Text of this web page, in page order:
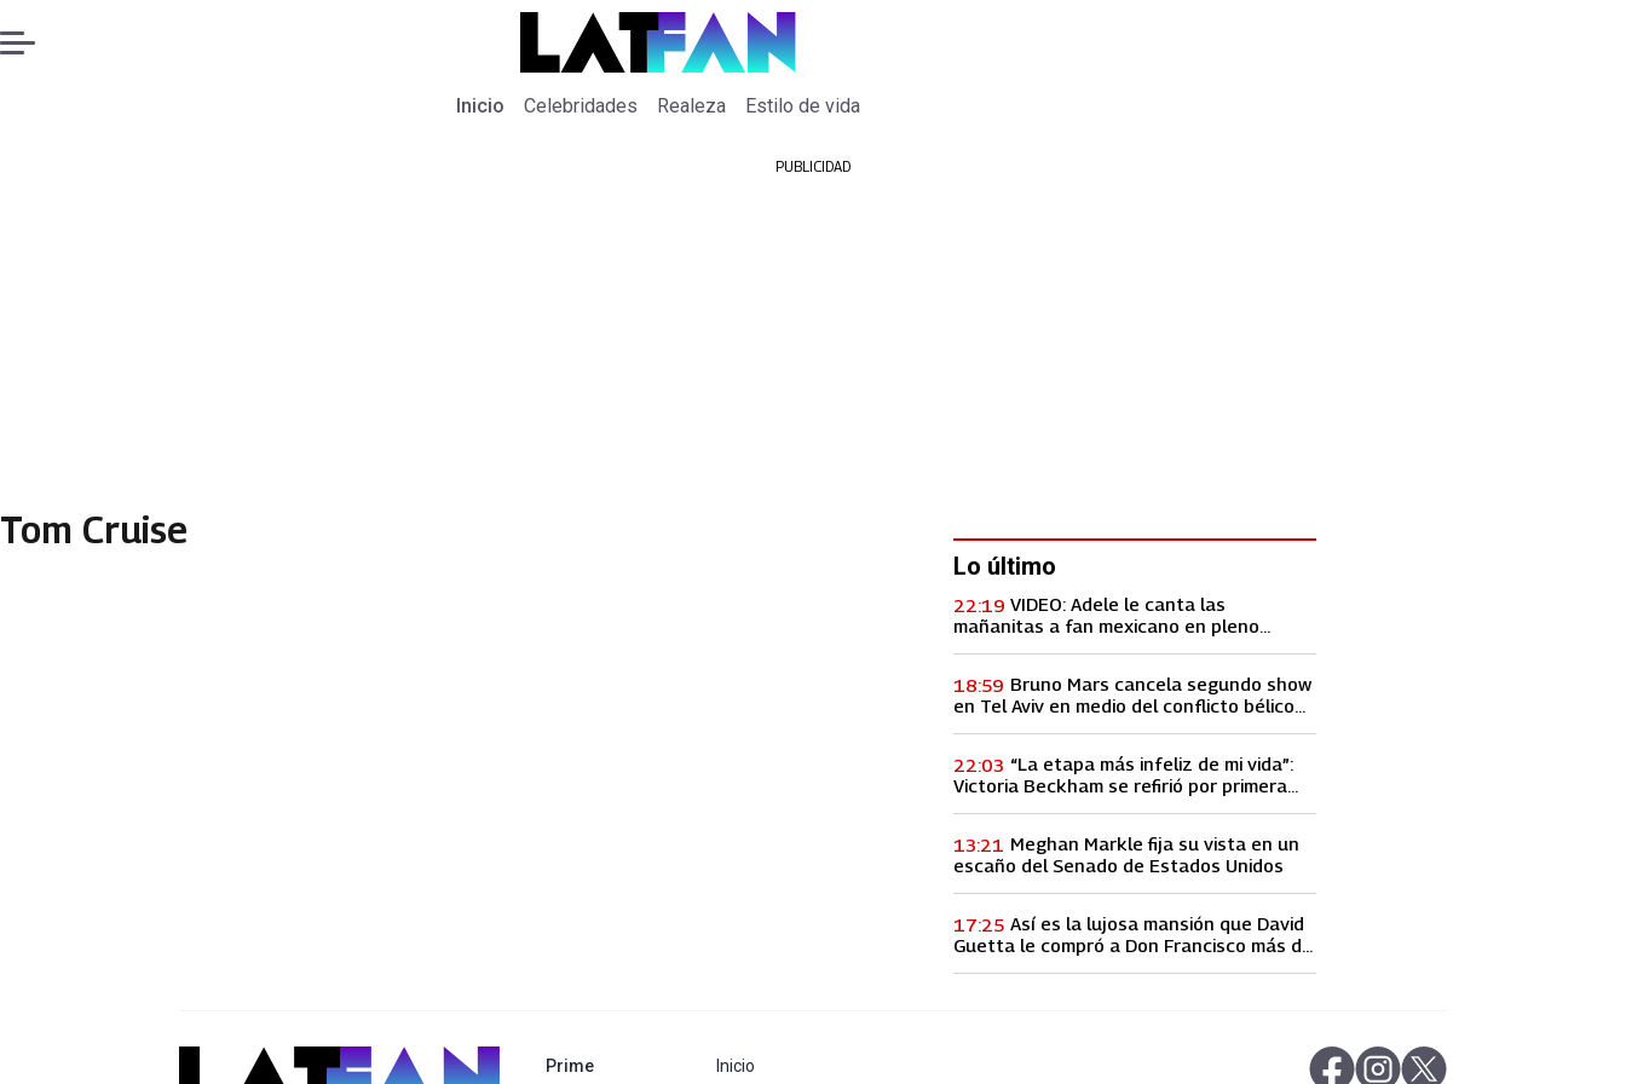
Inicio Celebridades Realeza Estilo de vida
PUBLICIDAD
Tom Cruise
Lo último
VIDEO: Adele le canta las
mañanitas a fan mexicano en pleno
22:19
Bruno Mars cancela segundo show
en Tel Aviv en medio del conflicto bélico
18:59
“La etapa más infeliz de mi vida”:
Victoria Beckham se refirió por primera
22:03
Meghan Markle fija su vista en un
escaño del Senado de Estados Unidos
13:21
Así es la lujosa mansión que David
Guetta le compró a Don Francisco más de
17:25
abre en nueva pestaña
abre en nueva pestaña
Primeabre en nueva pestaña
Inicio